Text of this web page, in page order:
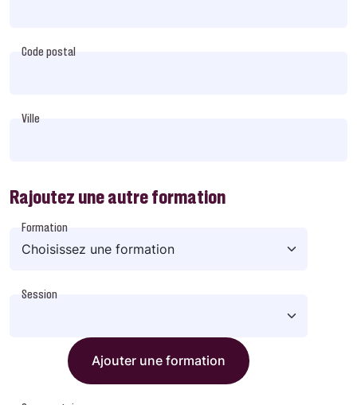
Code postal
Ville
Rajoutez une autre formation
Formation
Session
Ajouter une formation